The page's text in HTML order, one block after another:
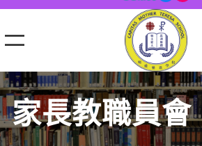
家長教職員會